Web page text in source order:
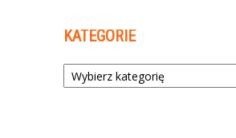
KATEGORIE
Kategorie